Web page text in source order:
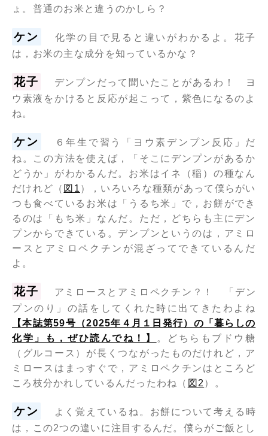
ょ。普通のお米と違うのかしら？
ケン
化学の目で見ると違いがわかるよ。花子
は，お米の主な成分を知っているかな？
花子
デンプンだって聞いたことがあるわ！ ヨ
ウ素液をかけると反応が起こって，紫色になるのよ
ね。
ケン
６年生で習う「ヨウ素デンプン反応」だ
ね。この方法を使えば，「そこにデンプンがあるか
どうか」がわかるんだ。お米はイネ（稲）の種なん
だけれど（ 図1 ），いろいろな種類があって僕らがい
つも食べているお米は「うるち米」で，お餅ができ
るのは「もち米」なんだ。ただ，どちらも主にデン
プンからできている。デンプンというのは，アミロ
ースとアミロペクチンが混ざってできているんだ
よ。
花子
アミロースとアミロペクチン？！ 「デン
プンのり」の話をしてくれた時に出てきたわよね
【本誌第59号（2025年４月１日発行）の「暮らしの
化学」も，ぜひ読んでね！】
。どちらもブドウ糖
（グルコース）が長くつながったものだけれど，ア
ミロースはまっすぐで，アミロペクチンはところど
ころ枝分かれしているんだったわね（ 図2 ）。
ケン
よく覚えているね。お餅について考える時
は，この2つの違いに注目するんだ。僕らがご飯とし